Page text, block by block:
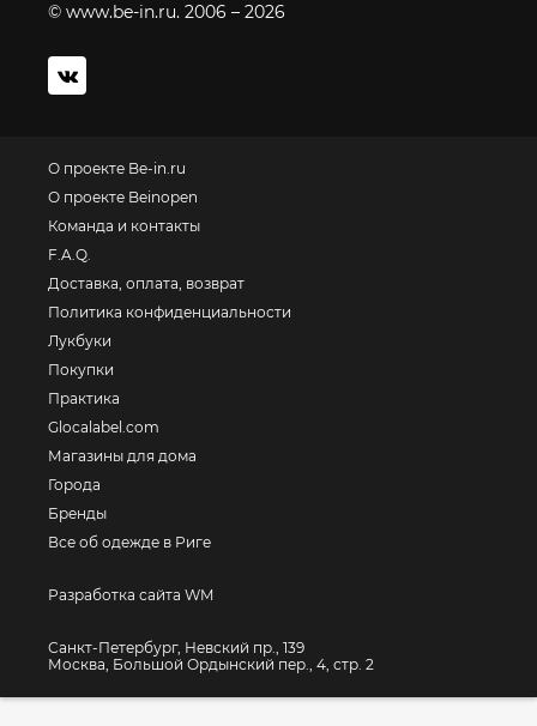
© www.be-in.ru. 2006 – 2026
О проекте Be-in.ru
О проекте Beinopen
Команда и контакты
F.A.Q.
Доставка, оплата, возврат
Политика конфиденциальности
Лукбуки
Покупки
Практика
Glocalabel.com
Магазины для дома
Города
Бренды
Все об одежде в Риге
Разработка сайта WM
Санкт-Петербург, Невский пр., 139
Москва, Большой Ордынский пер., 4, стр. 2